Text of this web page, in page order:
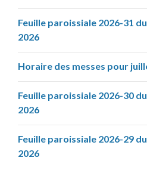
Feuille paroissiale 2026-31
2026
Horaire des messes pour
Feuille paroissiale 2026-30
2026
Feuille paroissiale 2026-29
2026